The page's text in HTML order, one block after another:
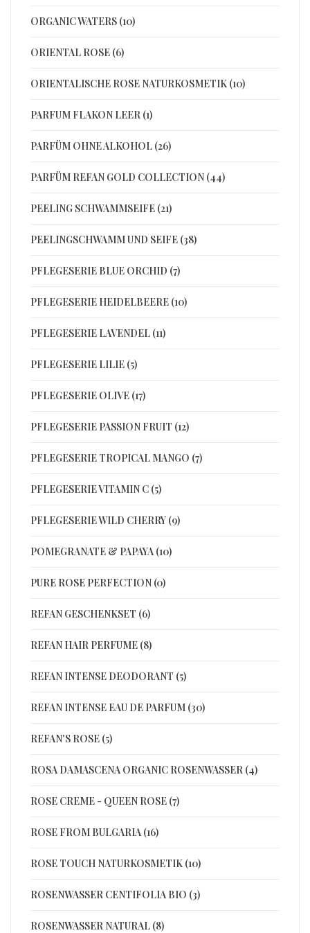
ORGANIC WATERS (10)
ORIENTAL ROSE (6)
ORIENTALISCHE ROSE NATURKOSMETIK (10)
PARFUM FLAKON LEER (1)
PARFÜM OHNE ALKOHOL (26)
PARFÜM REFAN GOLD COLLECTION (44)
PEELING SCHWAMMSEIFE (21)
PEELINGSCHWAMM UND SEIFE (38)
PFLEGESERIE BLUE ORCHID (7)
PFLEGESERIE HEIDELBEERE (10)
PFLEGESERIE LAVENDEL (11)
PFLEGESERIE LILIE (5)
PFLEGESERIE OLIVE (17)
PFLEGESERIE PASSION FRUIT (12)
PFLEGESERIE TROPICAL MANGO (7)
PFLEGESERIE VITAMIN C (5)
PFLEGESERIE WILD CHERRY (9)
POMEGRANATE & PAPAYA (10)
PURE ROSE PERFECTION (0)
REFAN GESCHENKSET (6)
REFAN HAIR PERFUME (8)
REFAN INTENSE DEODORANT (5)
REFAN INTENSE EAU DE PARFUM (30)
REFAN'S ROSE (5)
ROSA DAMASCENA ORGANIC ROSENWASSER (4)
ROSE CREME - QUEEN ROSE (7)
ROSE FROM BULGARIA (16)
ROSE TOUCH NATURKOSMETIK (10)
ROSENWASSER CENTIFOLIA BIO (3)
ROSENWASSER NATURAL (8)